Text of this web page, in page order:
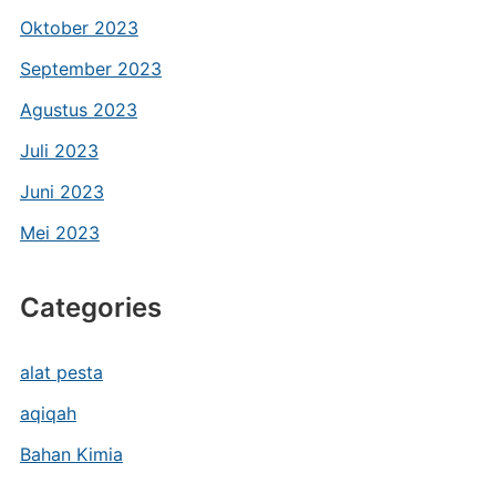
Oktober 2023
September 2023
Agustus 2023
Juli 2023
Juni 2023
Mei 2023
Categories
alat pesta
aqiqah
Bahan Kimia